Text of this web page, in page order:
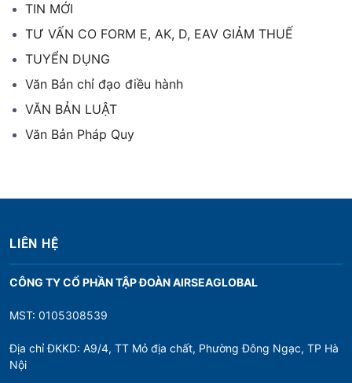
TIN MỚI
TƯ VẤN CO FORM E, AK, D, EAV GIẢM THUẾ
TUYỂN DỤNG
Văn Bản chỉ đạo điều hành
VĂN BẢN LUẬT
Văn Bản Pháp Quy
LIÊN HỆ
CÔNG TY CỔ PHẦN TẬP ĐOÀN AIRSEAGLOBAL
MST: 0105308539
Địa chỉ ĐKKD: A9/4, TT Mỏ địa chất, Phường Đông Ngạc, TP Hà
Nội